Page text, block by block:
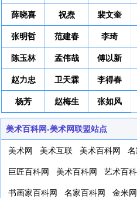
薛晓喜 祝焘 裴文奎
张明哲 范建春 李琦
陈玉林 孟伟哉 傅以新
赵力忠 卫天霖 李得春
杨芳 赵梅生 张如风
美术百科网-美术网联盟站点
美术网 美术互联 美术百科网
巨匠百科网 美术百科网 艺术百
书画家百科网 名家百科网 金米网